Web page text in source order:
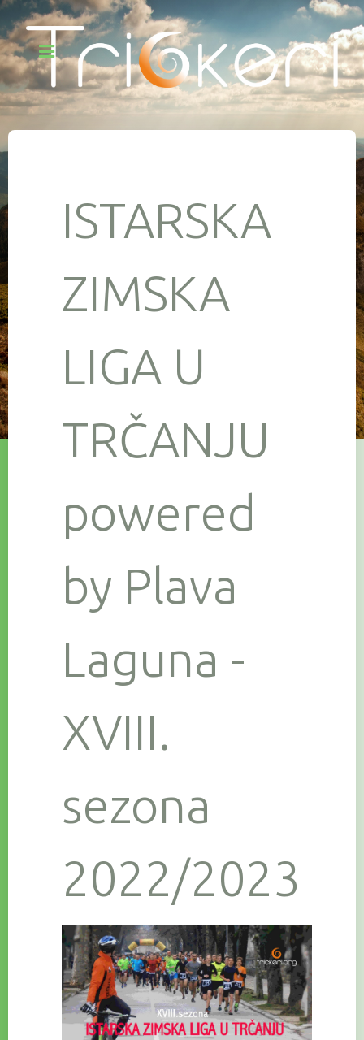
ISTARSKA
ZIMSKA
LIGA U
TRČANJU
powered
by Plava
Laguna -
XVIII.
sezona
2022/2023